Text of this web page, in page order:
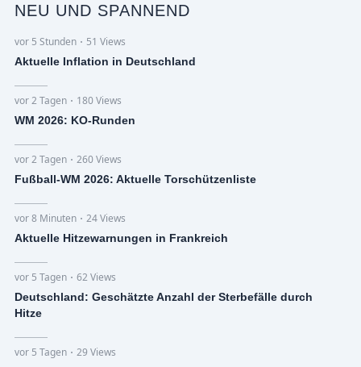
NEU UND SPANNEND
Aktuelle Inflation in Deutschland
vor 5 Stunden 51 Views
WM 2026: KO-Runden
vor 2 Tagen 180 Views
Fußball-WM 2026: Aktuelle Torschützenliste
vor 2 Tagen 260 Views
Aktuelle Hitzewarnungen in Frankreich
vor 8 Minuten 24 Views
Deutschland: Geschätzte Anzahl der Sterbefälle durch
Hitze
vor 5 Tagen 62 Views
vor 5 Tagen 29 Views